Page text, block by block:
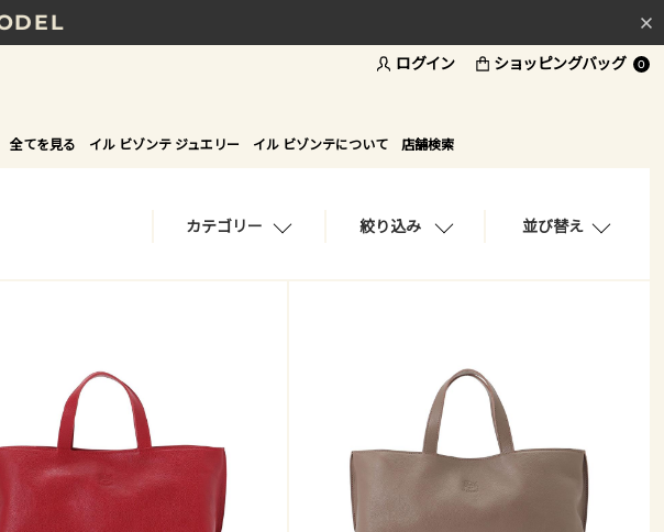
以上で送料無料
いギフトガイド
ログイン ショッピングバッグ 0
全てを見る イル ビゾンテ ジュエリー イル ビゾンテについて 店舗検索
カテゴリー 絞り込み 並び替え